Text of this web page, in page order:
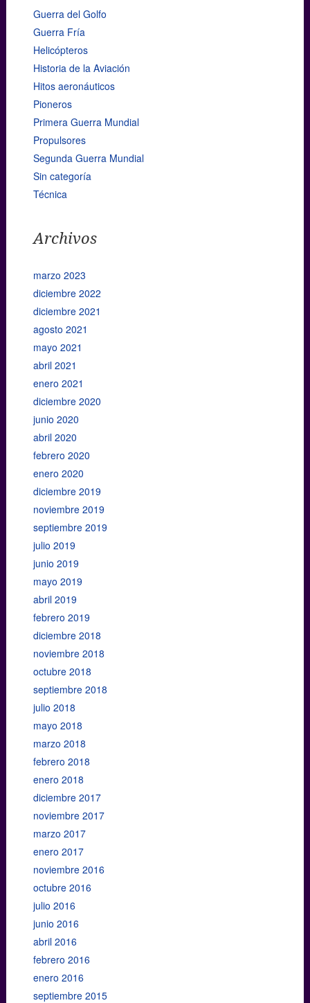
Guerra del Golfo
Guerra Fría
Helicópteros
Historia de la Aviación
Hitos aeronáuticos
Pioneros
Primera Guerra Mundial
Propulsores
Segunda Guerra Mundial
Sin categoría
Técnica
Archivos
marzo 2023
diciembre 2022
diciembre 2021
agosto 2021
mayo 2021
abril 2021
enero 2021
diciembre 2020
junio 2020
abril 2020
febrero 2020
enero 2020
diciembre 2019
noviembre 2019
septiembre 2019
julio 2019
junio 2019
mayo 2019
abril 2019
febrero 2019
diciembre 2018
noviembre 2018
octubre 2018
septiembre 2018
julio 2018
mayo 2018
marzo 2018
febrero 2018
enero 2018
diciembre 2017
noviembre 2017
marzo 2017
enero 2017
noviembre 2016
octubre 2016
julio 2016
junio 2016
abril 2016
febrero 2016
enero 2016
septiembre 2015